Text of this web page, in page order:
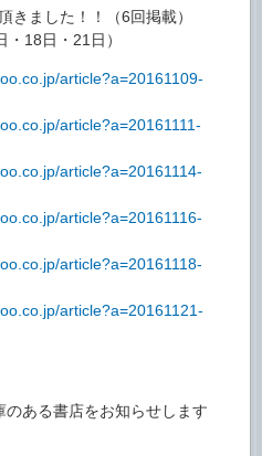
きました！！（6回掲載）
・18日・21日）
article?a=20161109-
article?a=20161111-
article?a=20161114-
article?a=20161116-
article?a=20161118-
article?a=20161121-
ある書店をお知らせします